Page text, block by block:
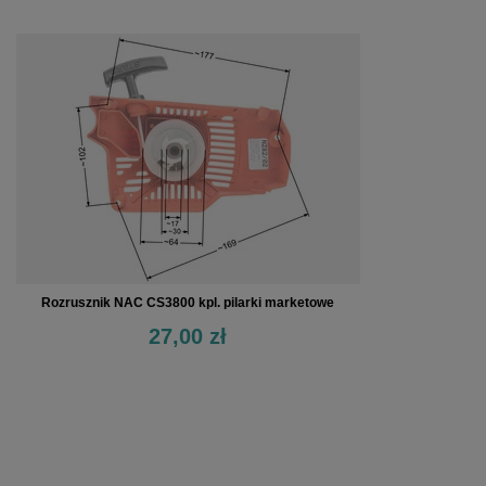
Rozrusznik NAC CS3800 kpl. pilarki marketowe
27,00 zł